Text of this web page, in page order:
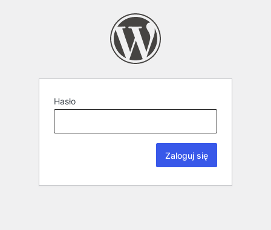
Hasło